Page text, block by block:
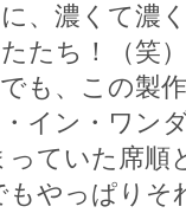
、濃くて濃
たち！（笑
も、この製
イン・ワン
ていた席順
もやっぱり